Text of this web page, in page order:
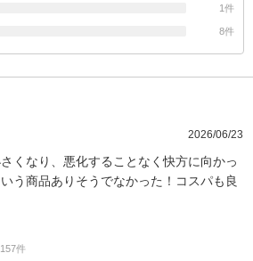
1件
8件
2026/06/23
くなり、悪化することなく快方に向かっ
う商品ありそうでなかった！コスパも良
件